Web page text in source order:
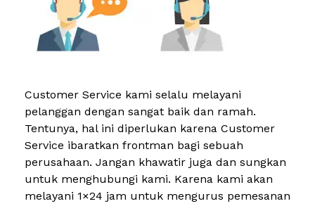
Customer Service kami selalu melayani
pelanggan dengan sangat baik dan ramah.
Tentunya, hal ini diperlukan karena Customer
Service ibaratkan frontman bagi sebuah
perusahaan. Jangan khawatir juga dan sungkan
untuk menghubungi kami. Karena kami akan
melayani 1×24 jam untuk mengurus pemesanan